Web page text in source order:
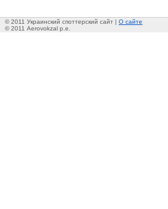
© 2011 Украинский споттерский сайт | О сайте
© 2011 Aerovokzal p.e.